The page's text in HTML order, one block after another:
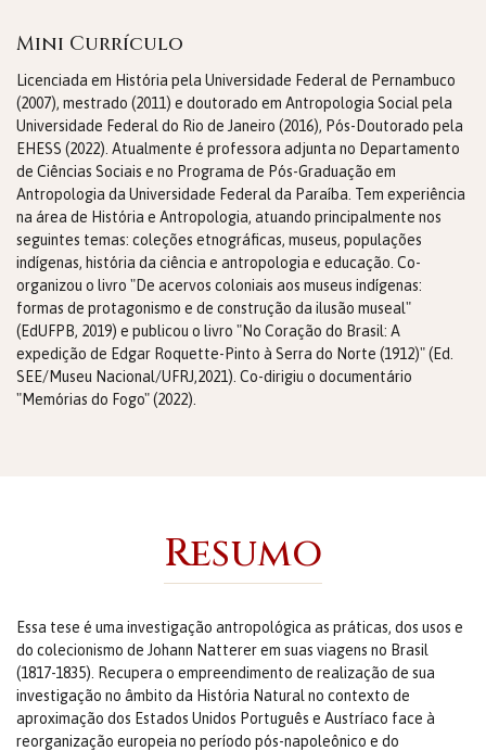
Mini Currículo
Licenciada em História pela Universidade Federal de Pernambuco
(2007), mestrado (2011) e doutorado em Antropologia Social pela
Universidade Federal do Rio de Janeiro (2016), Pós-Doutorado pela
EHESS (2022). Atualmente é professora adjunta no Departamento
de Ciências Sociais e no Programa de Pós-Graduação em
Antropologia da Universidade Federal da Paraíba. Tem experiência
na área de História e Antropologia, atuando principalmente nos
seguintes temas: coleções etnográficas, museus, populações
indígenas, história da ciência e antropologia e educação. Co-
organizou o livro "De acervos coloniais aos museus indígenas:
formas de protagonismo e de construção da ilusão museal"
(EdUFPB, 2019) e publicou o livro "No Coração do Brasil: A
expedição de Edgar Roquette-Pinto à Serra do Norte (1912)" (Ed.
SEE/Museu Nacional/UFRJ,2021). Co-dirigiu o documentário
"Memórias do Fogo" (2022).
Resumo
Essa tese é uma investigação antropológica as práticas, dos usos e
do colecionismo de Johann Natterer em suas viagens no Brasil
(1817-1835). Recupera o empreendimento de realização de sua
investigação no âmbito da História Natural no contexto de
aproximação dos Estados Unidos Português e Austríaco face à
reorganização europeia no período pós-napoleônico e do